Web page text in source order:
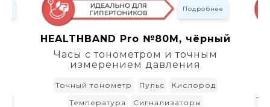
Подробнее
HEALTHBAND Pro №80M, чёрный
Часы с тонометром и точным
измерением давления
Точный тонометр Пульс
Кислород
Температура
Сигнализаторы